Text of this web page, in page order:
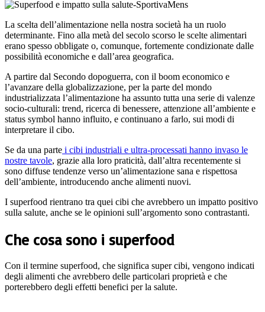
La scelta dell’alimentazione nella nostra società ha un ruolo
determinante. Fino alla metà del secolo scorso le scelte alimentari
erano spesso obbligate o, comunque, fortemente condizionate dalle
possibilità economiche e dall’area geografica.
A partire dal Secondo dopoguerra, con il boom economico e
l’avanzare della globalizzazione, per la parte del mondo
industrializzata l’alimentazione ha assunto tutta una serie di valenze
socio-culturali: trend, ricerca di benessere, attenzione all’ambiente e
status symbol hanno influito, e continuano a farlo, sui modi di
interpretare il cibo.
Se da una parte i cibi industriali e ultra-processati hanno invaso le
nostre tavole, grazie alla loro praticità, dall’altra recentemente si
sono diffuse tendenze verso un’alimentazione sana e rispettosa
dell’ambiente, introducendo anche alimenti nuovi.
I superfood rientrano tra quei cibi che avrebbero un impatto positivo
sulla salute, anche se le opinioni sull’argomento sono contrastanti.
Che cosa sono i superfood
Con il termine superfood, che significa super cibi, vengono indicati
degli alimenti che avrebbero delle particolari proprietà e che
porterebbero degli effetti benefici per la salute.